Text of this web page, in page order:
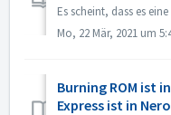
Mo, 22 Mär, 2021 um
Burning ROM ist
Express ist in